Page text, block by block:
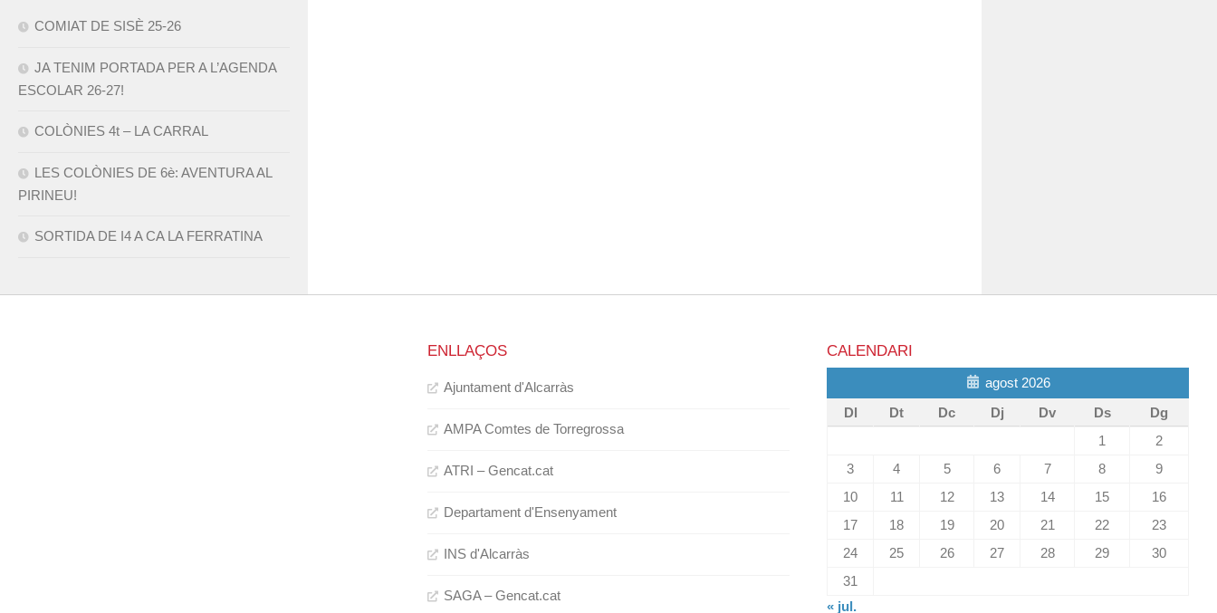
COMIAT DE SISÈ 25-26
JA TENIM PORTADA PER A L’AGENDA
ESCOLAR 26-27!
COLÒNIES 4t – LA CARRAL
LES COLÒNIES DE 6è: AVENTURA AL
PIRINEU!
SORTIDA DE I4 A CA LA FERRATINA
ENLLAÇOS
Ajuntament d'Alcarràs
AMPA Comtes de Torregrossa
ATRI – Gencat.cat
Departament d'Ensenyament
INS d'Alcarràs
SAGA – Gencat.cat
CALENDARI
agost 2026
Dl
Dt Dc Dj Dv Ds
Dg
1
2
3
4 5 6 7 8
9
10
11 12 13 14 15
16
17
18 19 20 21 22
23
24
25 26 27 28 29
30
31
« jul.